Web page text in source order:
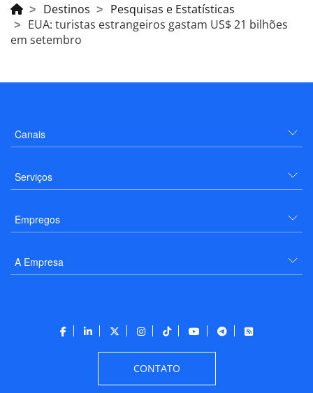
Destinos
Pesquisas e Estatísticas
EUA: turistas estrangeiros gastam US$ 21 bilhões
em setembro
Canais
Serviços
Empregos
A Empresa
CONTATO